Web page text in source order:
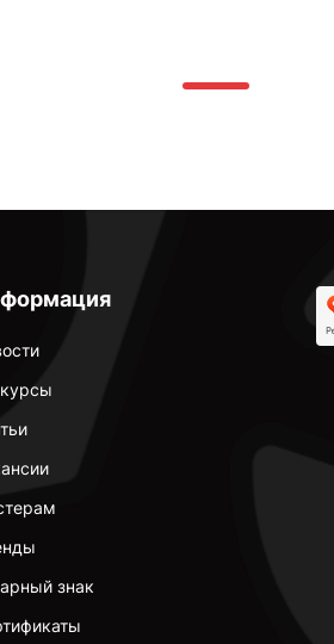
знак